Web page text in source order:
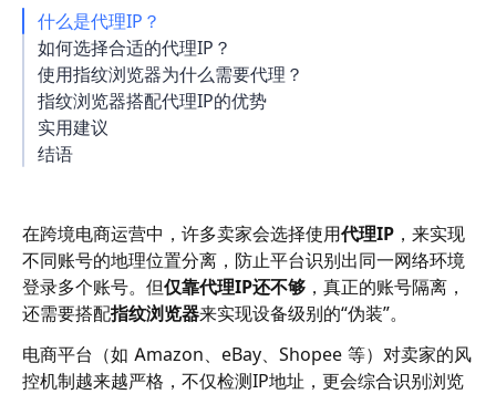
什么是代理IP？
如何选择合适的代理IP？
使用指纹浏览器为什么需要代理？
指纹浏览器搭配代理IP的优势
实用建议
结语
在跨境电商运营中，许多卖家会选择使用代理IP ，来实现
不同账号的地理位置分离，防止平台识别出同一网络环境
登录多个账号。但仅靠代理IP还不够 ，真正的账号隔离，
还需要搭配指纹浏览器来实现设备级别的“伪装”。
电商平台（如 Amazon、eBay、Shopee 等）对卖家的风
控机制越来越严格，不仅检测IP地址，更会综合识别浏览